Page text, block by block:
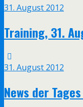
31. August 2012
Training, 31.
31. August 2012
News der